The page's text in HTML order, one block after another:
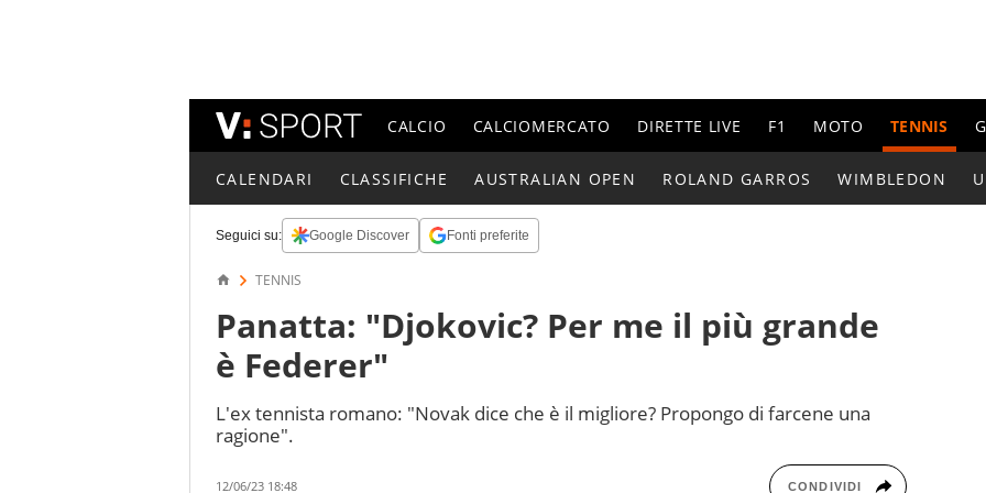
CALCIO CALCIOMERCATO DIRETTE LIVE F1 MOTO TENNIS
CALENDARI CLASSIFICHE AUSTRALIAN OPEN ROLAND GARROS WIMBLEDON
Seguici su: Google Discover Fonti preferite
TENNIS
Panatta: "Djokovic? Per me il più grande
è Federer"
L'ex tennista romano: "Novak dice che è il migliore? Propongo di farcene una
ragione".
12/06/23 18:48 CONDIVIDI